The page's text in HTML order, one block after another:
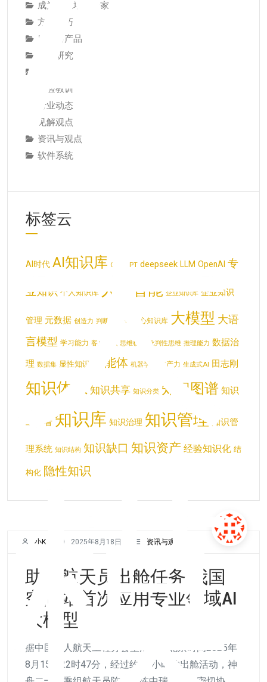
大
模
小K 2025年8月18日 资讯与观点
助力航天员出舱任务 我国
空间站首次应用专业领域AI
大模型
据中国载人航天工程办公室消息，北京时间2025年
8月15日22时47分，经过约6.5小时的出舱活动，神
成为专家培养专家
方法技巧
服务与产品
案例研究
经验教训
行业动态
见解观点
资讯与观点
软件系统
标签云
AI时代 AI知识库 ChatGPT deepseek LLM OpenAI 专
业知识 个人知识库 人工智能 企业知识库 企业知识
管理 元数据 创造力 判断力 呼叫中心知识库 大模型 大语
言模型 学习能力 客户知识 思维模式 批判性思维 推理能力 数据治
理 数据集 显性知识 智能体 机器学习 生产力 生成式AI 田志刚
知识体系 知识共享 知识分类 知识图谱 知识
工作者 知识库 知识治理 知识管理 知识管
理系统 知识结构 知识缺口 知识资产 经验知识化 结
构化 隐性知识